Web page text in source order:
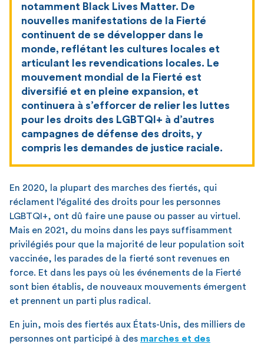
notamment Black Lives Matter. De
nouvelles manifestations de la Fierté
continuent de se développer dans le
monde, reflétant les cultures locales et
articulant les revendications locales. Le
mouvement mondial de la Fierté est
diversifié et en pleine expansion, et
continuera à s’efforcer de relier les luttes
pour les droits des LGBTQI+ à d’autres
campagnes de défense des droits, y
compris les demandes de justice raciale.
En 2020, la plupart des marches des fiertés, qui
réclament l’égalité des droits pour les personnes
LGBTQI+, ont dû faire une pause ou passer au virtuel.
Mais en 2021, du moins dans les pays suffisamment
privilégiés pour que la majorité de leur population soit
vaccinée, les parades de la fierté sont revenues en
force. Et dans les pays où les événements de la Fierté
sont bien établis, de nouveaux mouvements émergent
et prennent un parti plus radical.
En juin, mois des fiertés aux États-Unis, des milliers de
personnes ont participé à des marches et des